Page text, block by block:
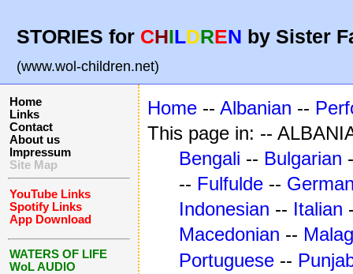
STORIES for CHILDREN by Sister
(www.wol-children.net)
Home
Links
Contact
About us
Impressum
Site Map
YouTube Links
Spotify Links
App Download
WATERS OF LIFE
WoL AUDIO
Home -- Albanian --
This page in: --
Bengali -- Bulgarian
-- Fulfulde --
Indonesian -- Italian
Macedonian --
Portuguese --